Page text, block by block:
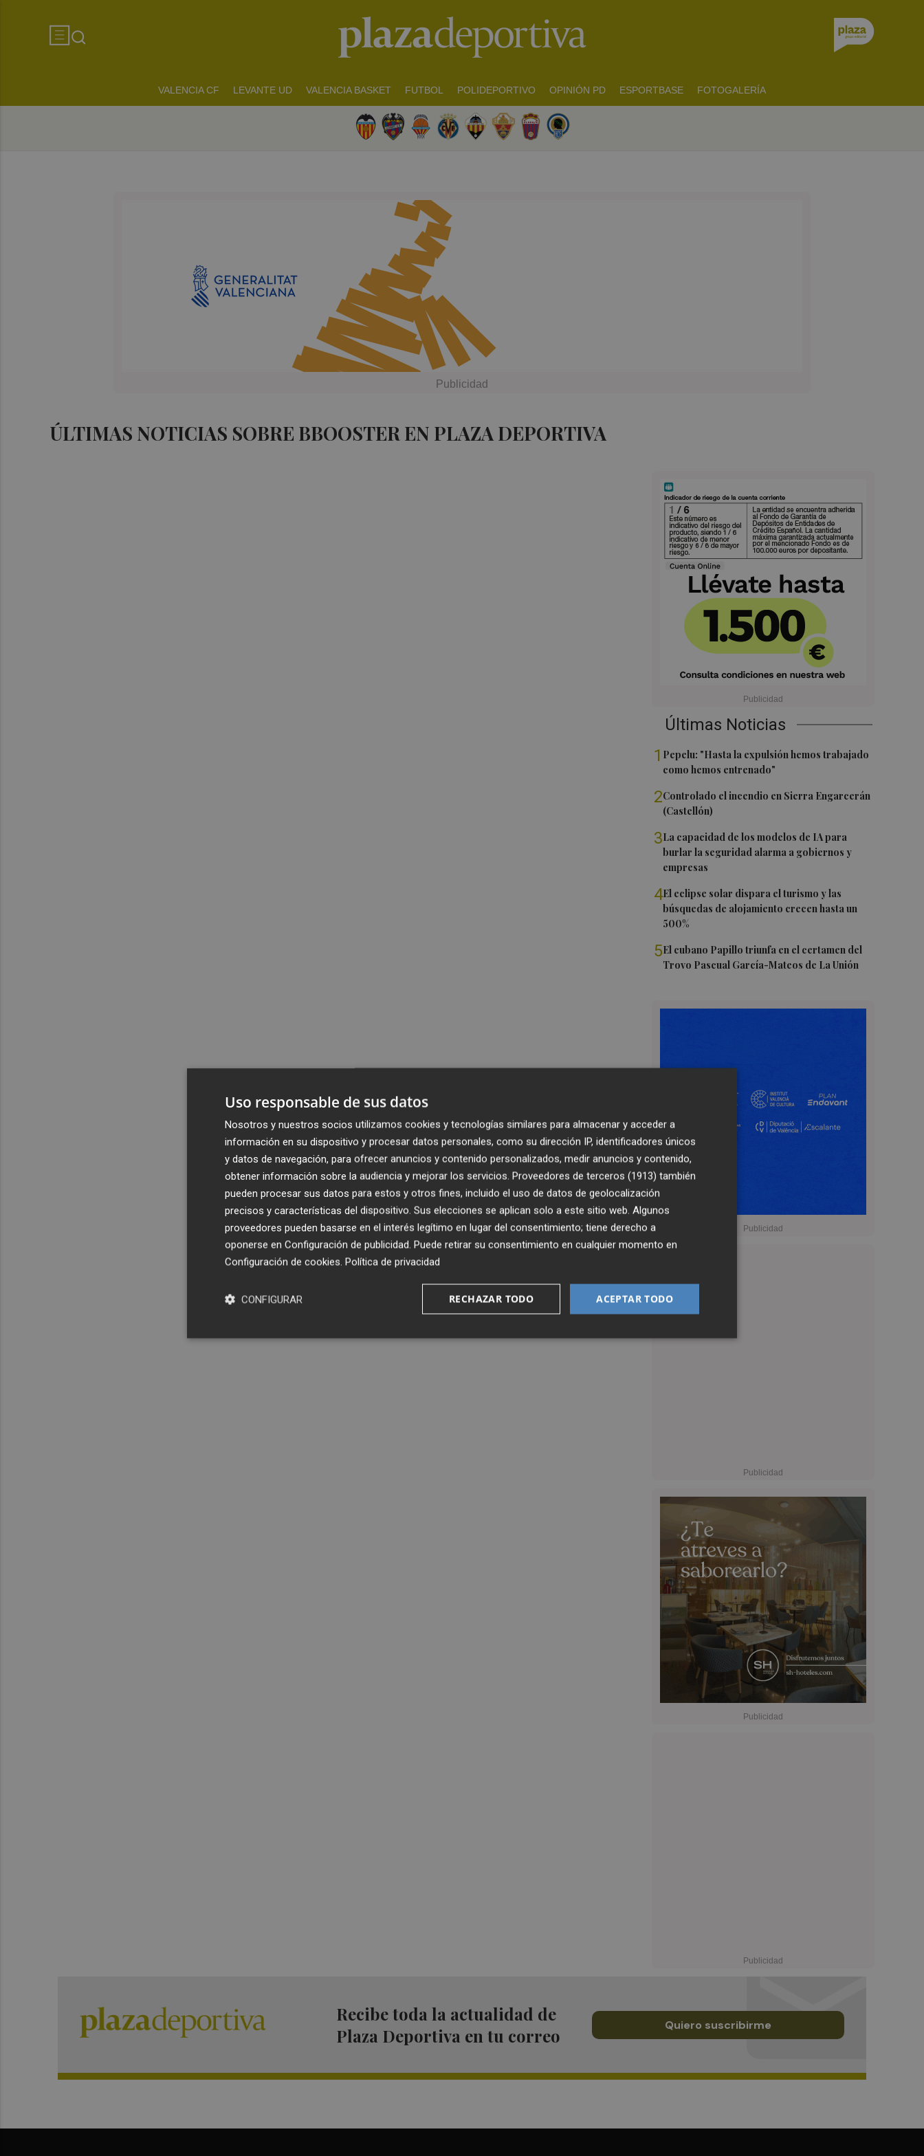
VALENCIA CF LEVANTE UD VALENCIA BASKET FUTBOL POLIDEPORTIVO OPINIÓN PD ESPORTBASE FOTOGALERÍA
ÚLTIMAS NOTICIAS SOBRE BBOOSTER EN PLAZA DEPORTIVA
Últimas Noticias
1 Pepelu: "Hasta la expulsión hemos trabajado
como hemos entrenado"
2Controlado el incendio en Sierra Engarcerán
(Castellón)
3La capacidad de los modelos de IA para
burlar la seguridad alarma a gobiernos y
empresas
4El eclipse solar dispara el turismo y las
búsquedas de alojamiento crecen hasta un
500%
5El cubano Papillo triunfa en el certamen del
Trovo Pascual García-Mateos de La Unión
Recibe toda la actualidad de
Plaza Deportiva en tu correo
Quiero suscribirme
Uso responsable de sus datos
Nosotros y nuestros socios utilizamos cookies y tecnologías similares para almacenar y acceder a
información en su dispositivo y procesar datos personales, como su dirección IP, identificadores únicos
y datos de navegación, para ofrecer anuncios y contenido personalizados, medir anuncios y contenido,
obtener información sobre la audiencia y mejorar los servicios. Proveedores de terceros (1913) también
pueden procesar sus datos para estos y otros fines, incluido el uso de datos de geolocalización
precisos y características del dispositivo. Sus elecciones se aplican solo a este sitio web. Algunos
proveedores pueden basarse en el interés legítimo en lugar del consentimiento; tiene derecho a
oponerse en Configuración de publicidad. Puede retirar su consentimiento en cualquier momento en
Configuración de cookies. Política de privacidad
ACEPTAR TODO
RECHAZAR TODO
CONFIGURAR